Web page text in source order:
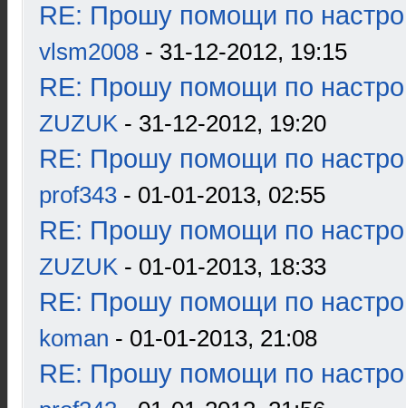
RE: Прошу помощи по
vlsm2008 - 31-12-2012, 19:15
RE: Прошу помощи по
ZUZUK - 31-12-2012, 19:20
RE: Прошу помощи по
prof343 - 01-01-2013, 02:55
RE: Прошу помощи по
ZUZUK - 01-01-2013, 18:33
RE: Прошу помощи по
koman - 01-01-2013, 21:08
RE: Прошу помощи по